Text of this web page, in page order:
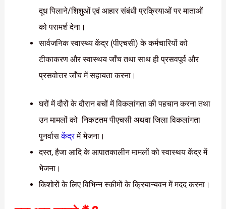
दूध पिलाने/शिशुओं एवं आहार संबंधी प्रक्रियाओं पर माताओं
को परामर्श देना।
सार्वजनिक स्वास्थ्य केंद्र (पीएचसी) के कर्मचारियों को
टीकाकरण और स्वास्थय जाँच तथा साथ ही प्रसवपूर्व और
प्रसवोत्तर जाँच में सहायता करना।
घरों में दौरों के दौरान बचों में विकलांगता की पहचान करना तथा
उन मामलों को निकटतम पीएचसी अथवा जिला विकलांगता
पुनर्वासकेंद्रमें भेजना।
दस्त, हैजा आदि के आपातकालीन मामलों को स्वास्थय केंद्र में
भेजना।
किशोरों के लिए विभिन्न स्कीमों के क्रियान्यवन में मदद करना।